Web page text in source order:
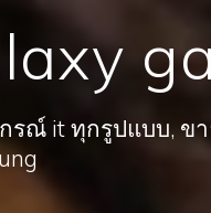
รณ์ it ทุกรูปแบบ, ข